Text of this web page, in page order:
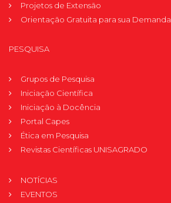
Projetos de Extensão
Orientação Gratuita para sua Demanda
PESQUISA
Grupos de Pesquisa
Iniciação Científica
Iniciação à Docência
Portal Capes
Ética em Pesquisa
Revistas Científicas UNISAGRADO
NOTÍCIAS
EVENTOS